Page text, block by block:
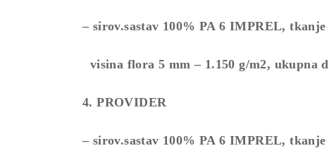
– sirov.sastav 100% PA 6 IMPREL,
visina flora 5 mm – 1.150 g/m2, ukupna
4. PROVIDER
– sirov.sastav 100% PA 6 IMPREL,